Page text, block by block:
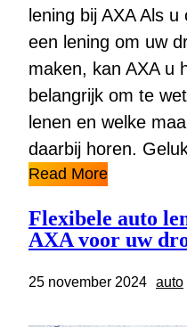
lening bij AXA Als
een lening om uw
maken, kan AXA u
belangrijk om te
lenen en welke
daarbij horen.
Read More
Flexibele auto
AXA voor uw
25 november 2024 auto